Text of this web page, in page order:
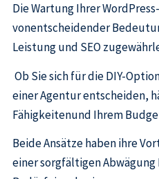
Die Wartung Ihrer
vonentscheidender
Leistung und SEO
Ob Sie sich für die DIY-
einer Agentur entscheiden,
Fähigkeitenund Ihrem
Beide Ansätze haben ihre
einer sorgfältigen